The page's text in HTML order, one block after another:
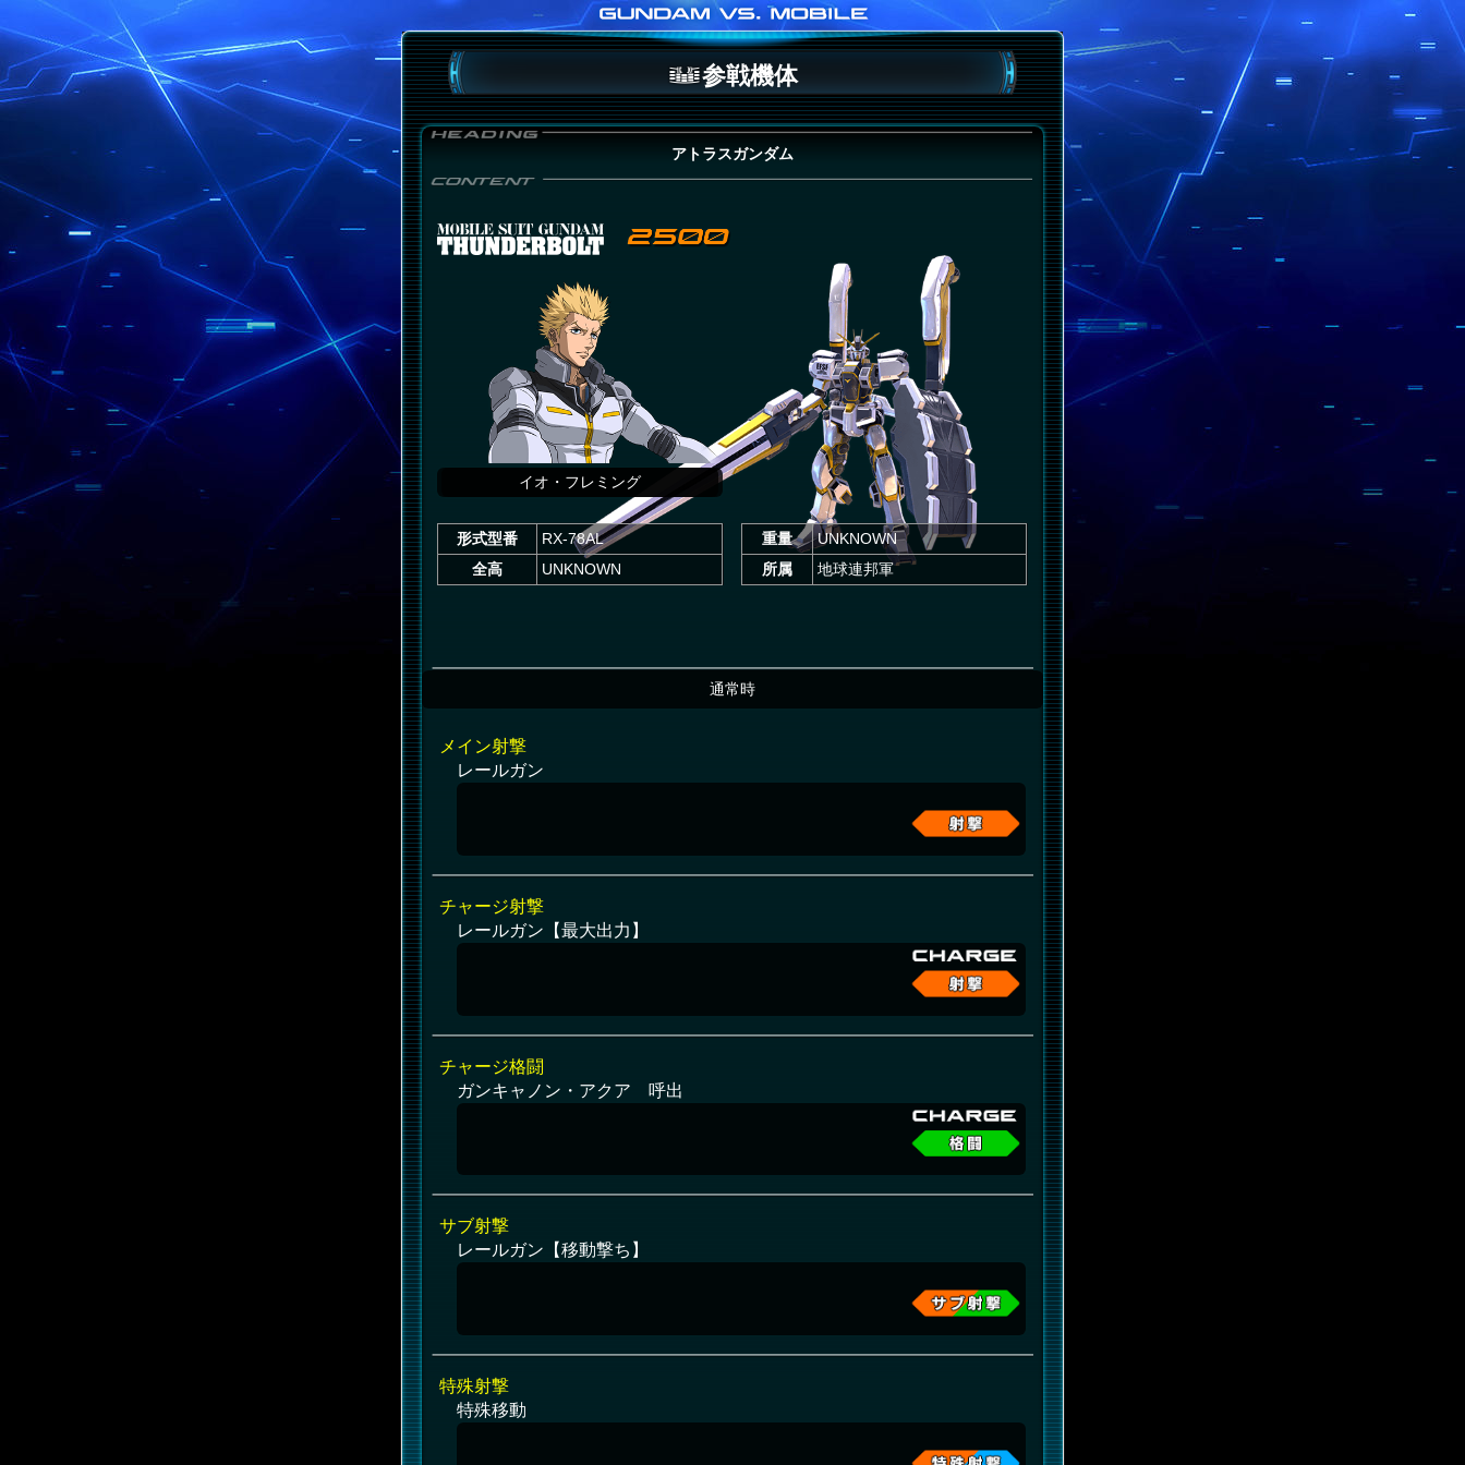
参戦機体
アトラスガンダム
イオ・フレミング
形式型番
RX-78AL
全高
UNKNOWN
重量
UNKNOWN
所属
地球連邦軍
通常時
メイン射撃
レールガン
チャージ射撃
レールガン【最大出力】
チャージ格闘
ガンキャノン・アクア 呼出
サブ射撃
レールガン【移動撃ち】
特殊射撃
特殊移動